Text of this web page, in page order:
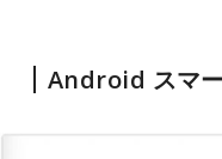
Android スマ